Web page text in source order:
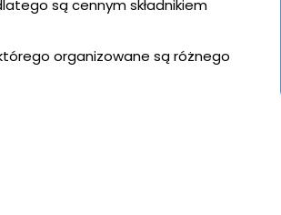
są cennym składnikiem
organizowane są różnego